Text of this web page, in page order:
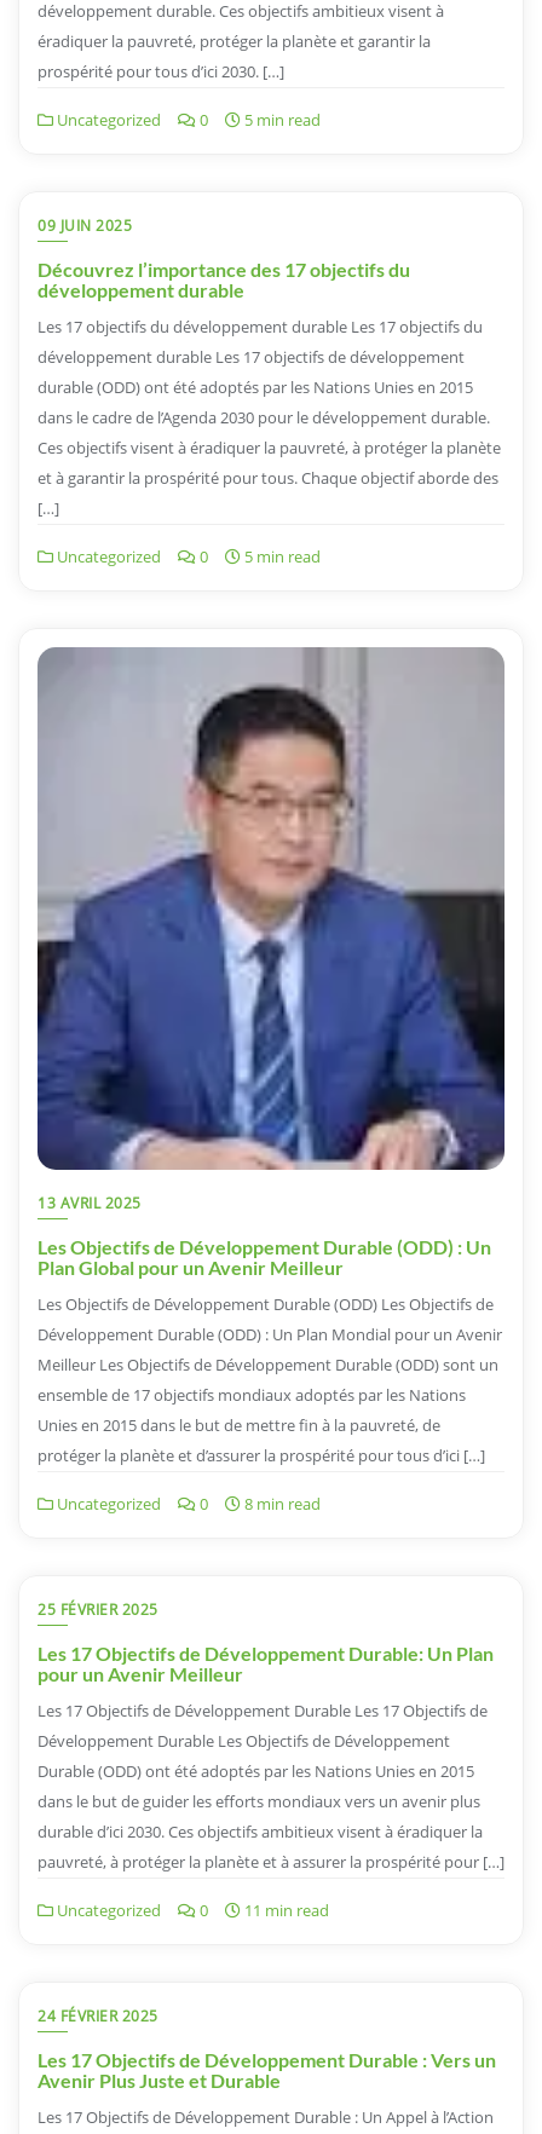
développement durable. Ces objectifs ambitieux visent à
éradiquer la pauvreté, protéger la planète et garantir la
prospérité pour tous d’ici 2030. […]
Uncategorized 0 5 min read
09 JUIN 2025
Découvrez l’importance des 17 objectifs du
développement durable
Les 17 objectifs du développement durable Les 17 objectifs du
développement durable Les 17 objectifs de développement
durable (ODD) ont été adoptés par les Nations Unies en 2015
dans le cadre de l’Agenda 2030 pour le développement durable.
Ces objectifs visent à éradiquer la pauvreté, à protéger la planète
et à garantir la prospérité pour tous. Chaque objectif aborde des
[…]
Uncategorized 0 5 min read
13 AVRIL 2025
Les Objectifs de Développement Durable (ODD) : Un
Plan Global pour un Avenir Meilleur
Les Objectifs de Développement Durable (ODD) Les Objectifs de
Développement Durable (ODD) : Un Plan Mondial pour un Avenir
Meilleur Les Objectifs de Développement Durable (ODD) sont un
ensemble de 17 objectifs mondiaux adoptés par les Nations
Unies en 2015 dans le but de mettre fin à la pauvreté, de
protéger la planète et d’assurer la prospérité pour tous d’ici […]
Uncategorized 0 8 min read
25 FÉVRIER 2025
Les 17 Objectifs de Développement Durable: Un Plan
pour un Avenir Meilleur
Les 17 Objectifs de Développement Durable Les 17 Objectifs de
Développement Durable Les Objectifs de Développement
Durable (ODD) ont été adoptés par les Nations Unies en 2015
dans le but de guider les efforts mondiaux vers un avenir plus
durable d’ici 2030. Ces objectifs ambitieux visent à éradiquer la
pauvreté, à protéger la planète et à assurer la prospérité pour […]
Uncategorized 0 11 min read
24 FÉVRIER 2025
Les 17 Objectifs de Développement Durable : Vers un
Avenir Plus Juste et Durable
Les 17 Objectifs de Développement Durable : Un Appel à l’Action